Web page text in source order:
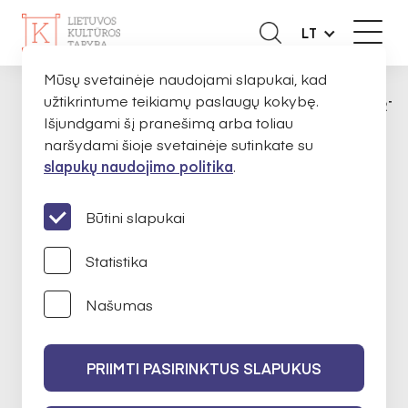
LT
PAGRINDINISAPIE MUS EKSPERTAI KRISTINA
Kristina Partikienė
Bibliotekininkystė
2022-02-10 iki 2024-02-10
Mūsų svetainėje naudojami slapukai, kad
užtikrintume teikiamų paslaugų kokybę.
Išjundgami šį pranešimą arba toliau
naršydami šioje svetainėje sutinkate su
slapukų naudojimo politika.
Būtini slapukai
Statistika
Našumas
PRIIMTI PASIRINKTUS SLAPUKUS